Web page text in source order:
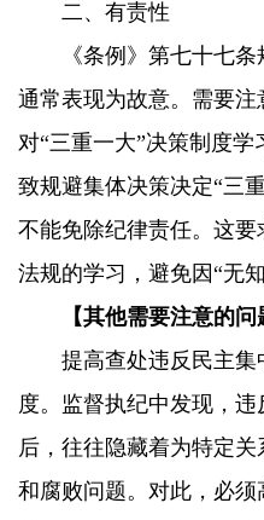
二、有责性
《条例》第七十七条
通常表现为故意。需要
对“三重一大”决策制度
致规避集体决策决定“三
不能免除纪律责任。这
法规的学习，避免因“无知
【其他需要注意的问
提高查处违反民主集
度。监督执纪中发现，
后，往往隐藏着为特定
和腐败问题。对此，必